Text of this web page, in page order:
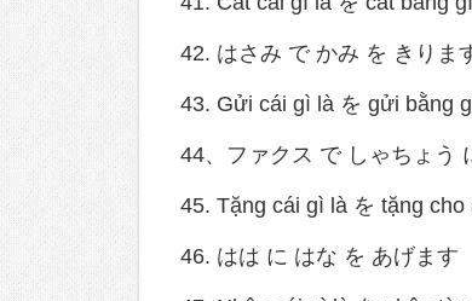
42. はさみ で かみ を きりま
43. Gửi cái gì là を gửi bằng
44、ファクス で しゃちょう
45. Tặng cái gì là を tặng cho
46. はは に はな を あげます